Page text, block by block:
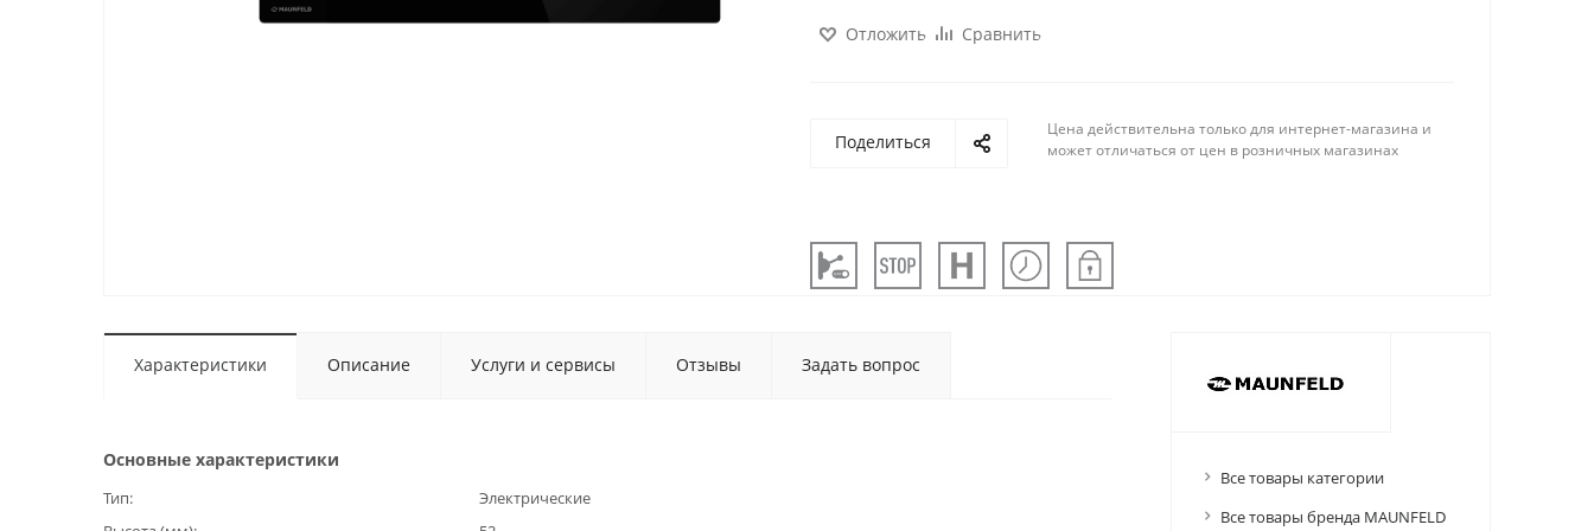
Отложить Сравнить
Поделиться
Цена действительна только для интернет-магазина и
может отличаться от цен в розничных магазинах
Характеристики Описание Услуги и сервисы Отзывы Задать вопрос
Основные характеристики
Тип
Электрические
Все товары категории
Все товары бренда MAUNFELD